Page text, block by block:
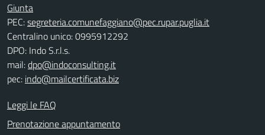
Giunta
PEC:segreteria.comunefaggiano@pec.rupar.puglia.it
Centralino unico: 0995912292
DPO: Indo S.r.l.s.
mail:dpo@indoconsulting.it
pec: indo@mailcertificata.biz
Leggi le FAQ
Prenotazione appuntamento